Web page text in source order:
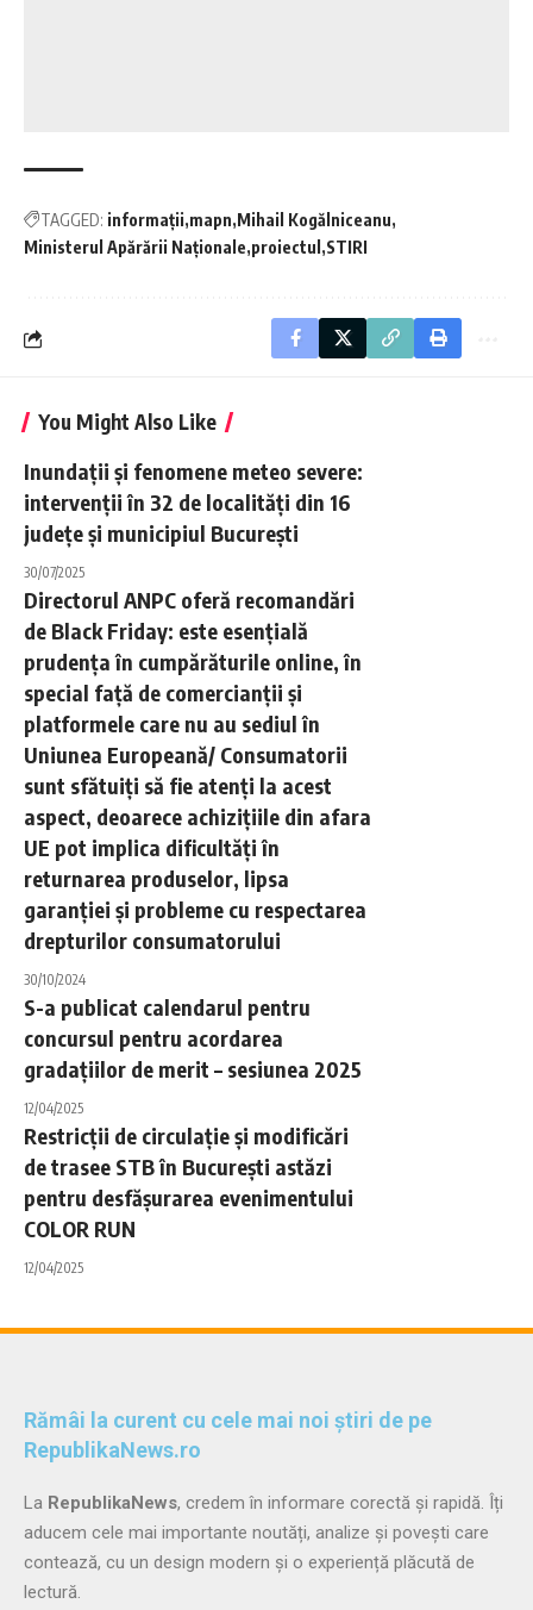
TAGGED: informații mapn Mihail Kogălniceanu
Ministerul Apărării Naționale proiectul STIRI
You Might Also Like
Inundații și fenomene meteo severe:
intervenții în 32 de localități din 16
județe și municipiul București
30/07/2025
Directorul ANPC oferă recomandări
de Black Friday: este esențială
prudența în cumpărăturile online, în
special față de comercianții și
platformele care nu au sediul în
Uniunea Europeană/ Consumatorii
sunt sfătuiți să fie atenți la acest
aspect, deoarece achizițiile din afara
UE pot implica dificultăți în
returnarea produselor, lipsa
garanției și probleme cu respectarea
drepturilor consumatorului
30/10/2024
S-a publicat calendarul pentru
concursul pentru acordarea
gradațiilor de merit – sesiunea 2025
12/04/2025
Restricții de circulație și modificări
de trasee STB în București astăzi
pentru desfășurarea evenimentului
COLOR RUN
12/04/2025
Rămâi la curent cu cele mai noi știri de pe
RepublikaNews.ro
La RepublikaNews, credem în informare corectă și rapidă. Îți
aducem cele mai importante noutăți, analize și povești care
contează, cu un design modern și o experiență plăcută de
lectură.